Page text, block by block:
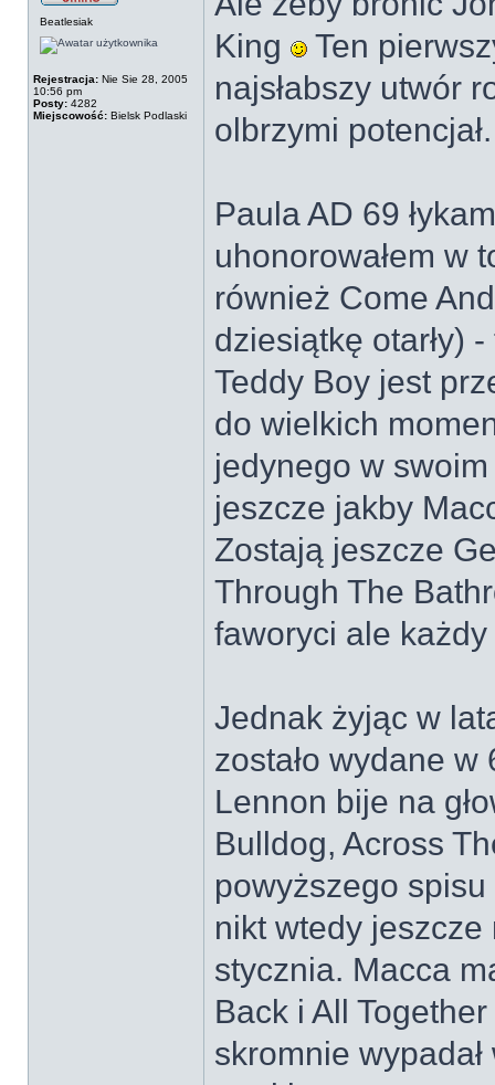
Beatlesiak
Rejestracja: Nie Sie 28, 2005
10:56 pm
Posty: 4282
Miejscowość: Bielsk Podlaski
King
Ten
najsłabszy utwór
olbrzymi potencjał.
Paula AD 69
uhonorowałem w
również Come
dziesiątkę otarły)
Teddy Boy jest
do wielkich
jedynego w
jeszcze jakby
Zostają jeszcze
Through The
faworyci ale
Jednak żyjąc w
zostało wydane w
Lennon bije na
Bulldog, Across
powyższego
nikt wtedy jeszcze
stycznia. Macca
Back i All
skromnie